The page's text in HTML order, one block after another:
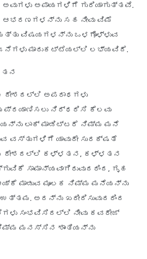
ಅವುಗಳು ಅಪಾಯಗಳಿಗೆ ಗುರಿಯಾಗುತ್ತವೆ.
ಸಹ ನೀವು ವಿಮೆ
ವಿಷಯಗಳನ್ನು ಒಳಗೊಳ್ಳುವ
ಮಾರುಕಟ್ಟೆಯಲ್ಲಿ ಲಭ್ಯವಿದೆ.
ದೇಶದಲ್ಲಿ ಅಪರಾಧಗಳು
ಪ್ರಯಾಣಿಸಲು ನಿರ್ಧರಿಸಿ ಕೆಲವು
ಲಾಕ್ ಮಾಡಿಟ್ಟರೆ ನಿಮ್ಮ ಮನೆ
ವಸ್ತುಗಳಿಗೆ ಯಾವುದೇ ಸುರಕ್ಷತೆ
ದೇಶದಲ್ಲಿ ಕಳ್ಳತನ, ಕಳ್ಳತನ
ಸಾಮಾನ್ಯವಾಗಿರುವುದರಿಂದ, ಗೃಹ
ಮಾಡುವ ಮೂಲಕ ನಿಮ್ಮ ಮನೆಯನ್ನು
ಉತ್ತಮ. ಅದನ್ನು ಖರೀದಿಸುವುದರಿಂದ
ಸಂಭವಿಸಿದಲ್ಲಿ ನೀವು ಕವರೇಜ್
ಮನಸ್ಸಿನ ಶಾಂತಿಯನ್ನು